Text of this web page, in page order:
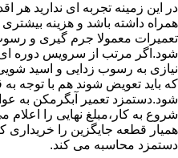
در این زمینه تجربه ای ندارید هر
همراه داشته باشد و هزینه
تعمیرات معمولا جرم گیری و
شود.اگر مرتب از سرویس دوره ای
نیازی به رسوب زدایی و اسید
که باید تعویض شوند هم با توجه
شود.دستمزد تعمیر آبگرمکن به
شروع به کار،مبلغ نهایی را
همیار قطعه جایگزین را خریداری
دستمزد محاسبه می کند.